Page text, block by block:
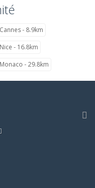
- 8.9km
- 16.8km
- 29.8km